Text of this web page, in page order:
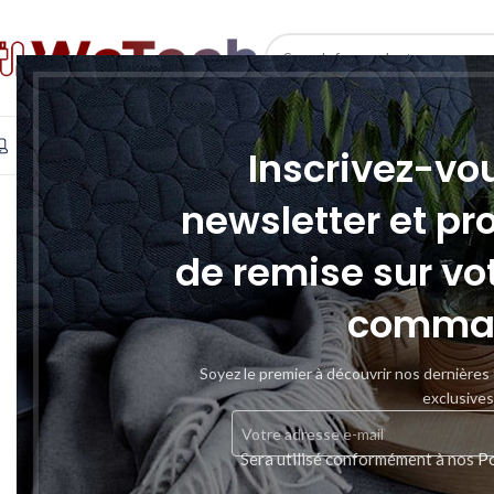
Inscrivez-
newsletter et
de remise sur
Soyez le premier à découvrir nos
exclusives
Sera utilisé conformément à nos
SELECT CATEGORY
INFORMATIQUE TÉLÉPHONIE & TABLETTE STOCKAGE